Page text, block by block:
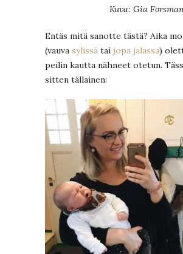
Kuva: Gia
Entäs mitä sanotte tästä? Aika
(vauva sylissä tai jopa jalassa)
peilin kautta nähneet otetun.
sitten tällainen: